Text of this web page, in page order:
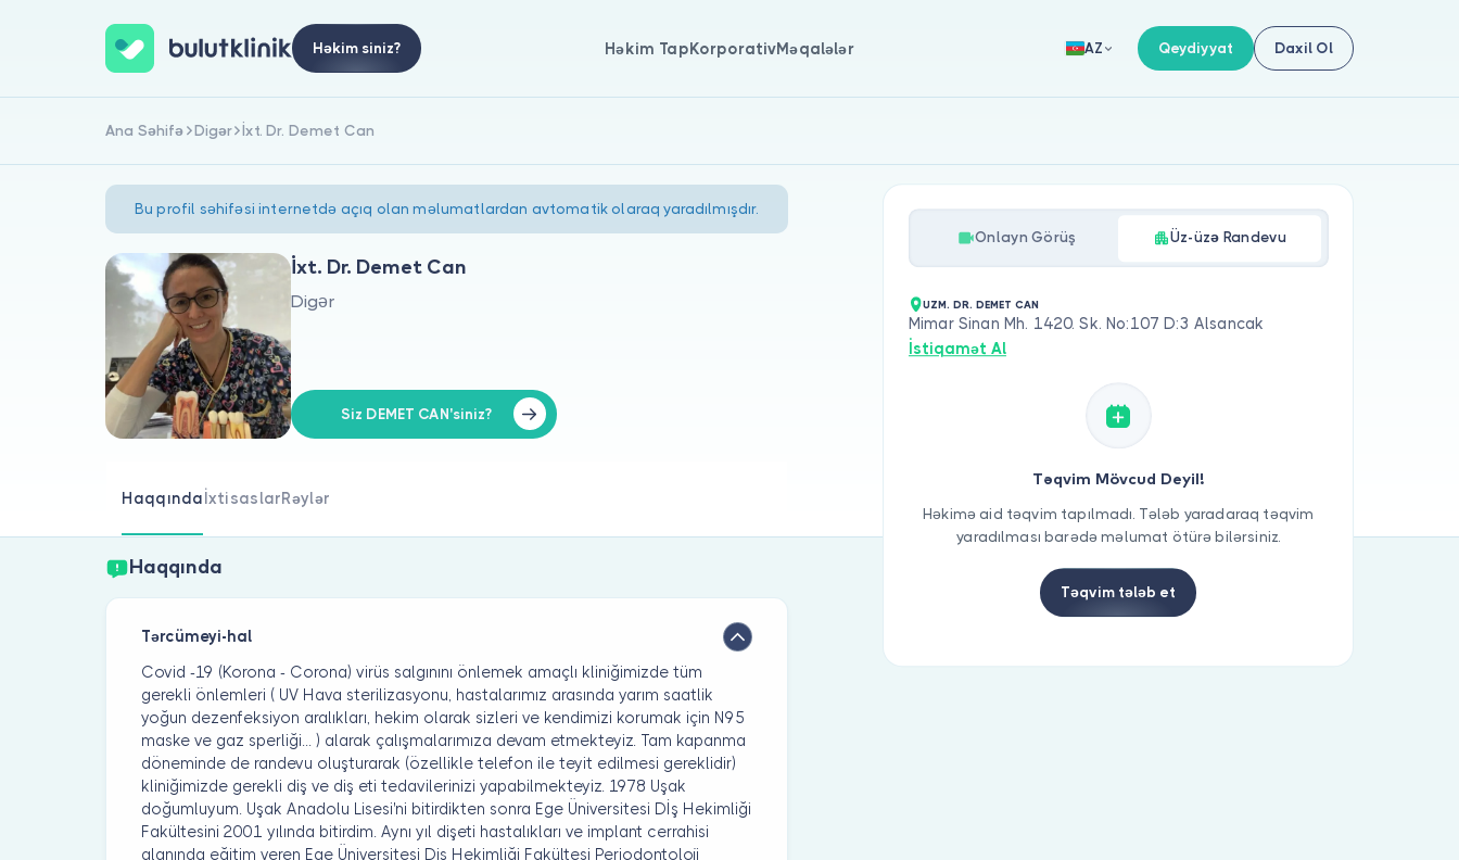
Həkim siniz? Həkim TapKorporativMəqalələr AZ Qeydiyyat Daxil Ol
Ana Səhifə Digər İxt. Dr. Demet Can
Bu profil səhifəsi internetdə açıq olan məlumatlardan avtomatik olaraq yaradılmışdır.
İxt. Dr. Demet Can
Digər
Siz DEMET CAN'siniz?
Haqqında İxtisaslarRəylər
Haqqında
Tərcümeyi-hal
Covid -19 (Korona - Corona) virüs salgınını önlemek amaçlı kliniğimizde tüm
gerekli önlemleri ( UV Hava sterilizasyonu, hastalarımız arasında yarım saatlik
yoğun dezenfeksiyon aralıkları, hekim olarak sizleri ve kendimizi korumak için N95
maske ve gaz sperliği... ) alarak çalışmalarımıza devam etmekteyiz. Tam kapanma
döneminde de randevu oluşturarak (özellikle telefon ile teyit edilmesi gereklidir)
kliniğimizde gerekli diş ve diş eti tedavilerinizi yapabilmekteyiz. 1978 Uşak
doğumluyum. Uşak Anadolu Lisesi'ni bitirdikten sonra Ege Üniversitesi Dİş Hekimliği
Fakültesini 2001 yılında bitirdim. Aynı yıl dişeti hastalıkları ve implant cerrahisi
alanında eğitim veren Ege Üniversitesi Diş Hekimliği Fakültesi Periodontoloji
Onlayn Görüş Üz-üzə Randevu
UZM. DR. DEMET CAN
Mimar Sinan Mh. 1420. Sk. No:107 D:3 Alsancak
İstiqamət Al
Təqvim Mövcud Deyil!
Həkimə aid təqvim tapılmadı. Tələb yaradaraq təqvim
yaradılması barədə məlumat ötürə bilərsiniz.
Təqvim tələb et